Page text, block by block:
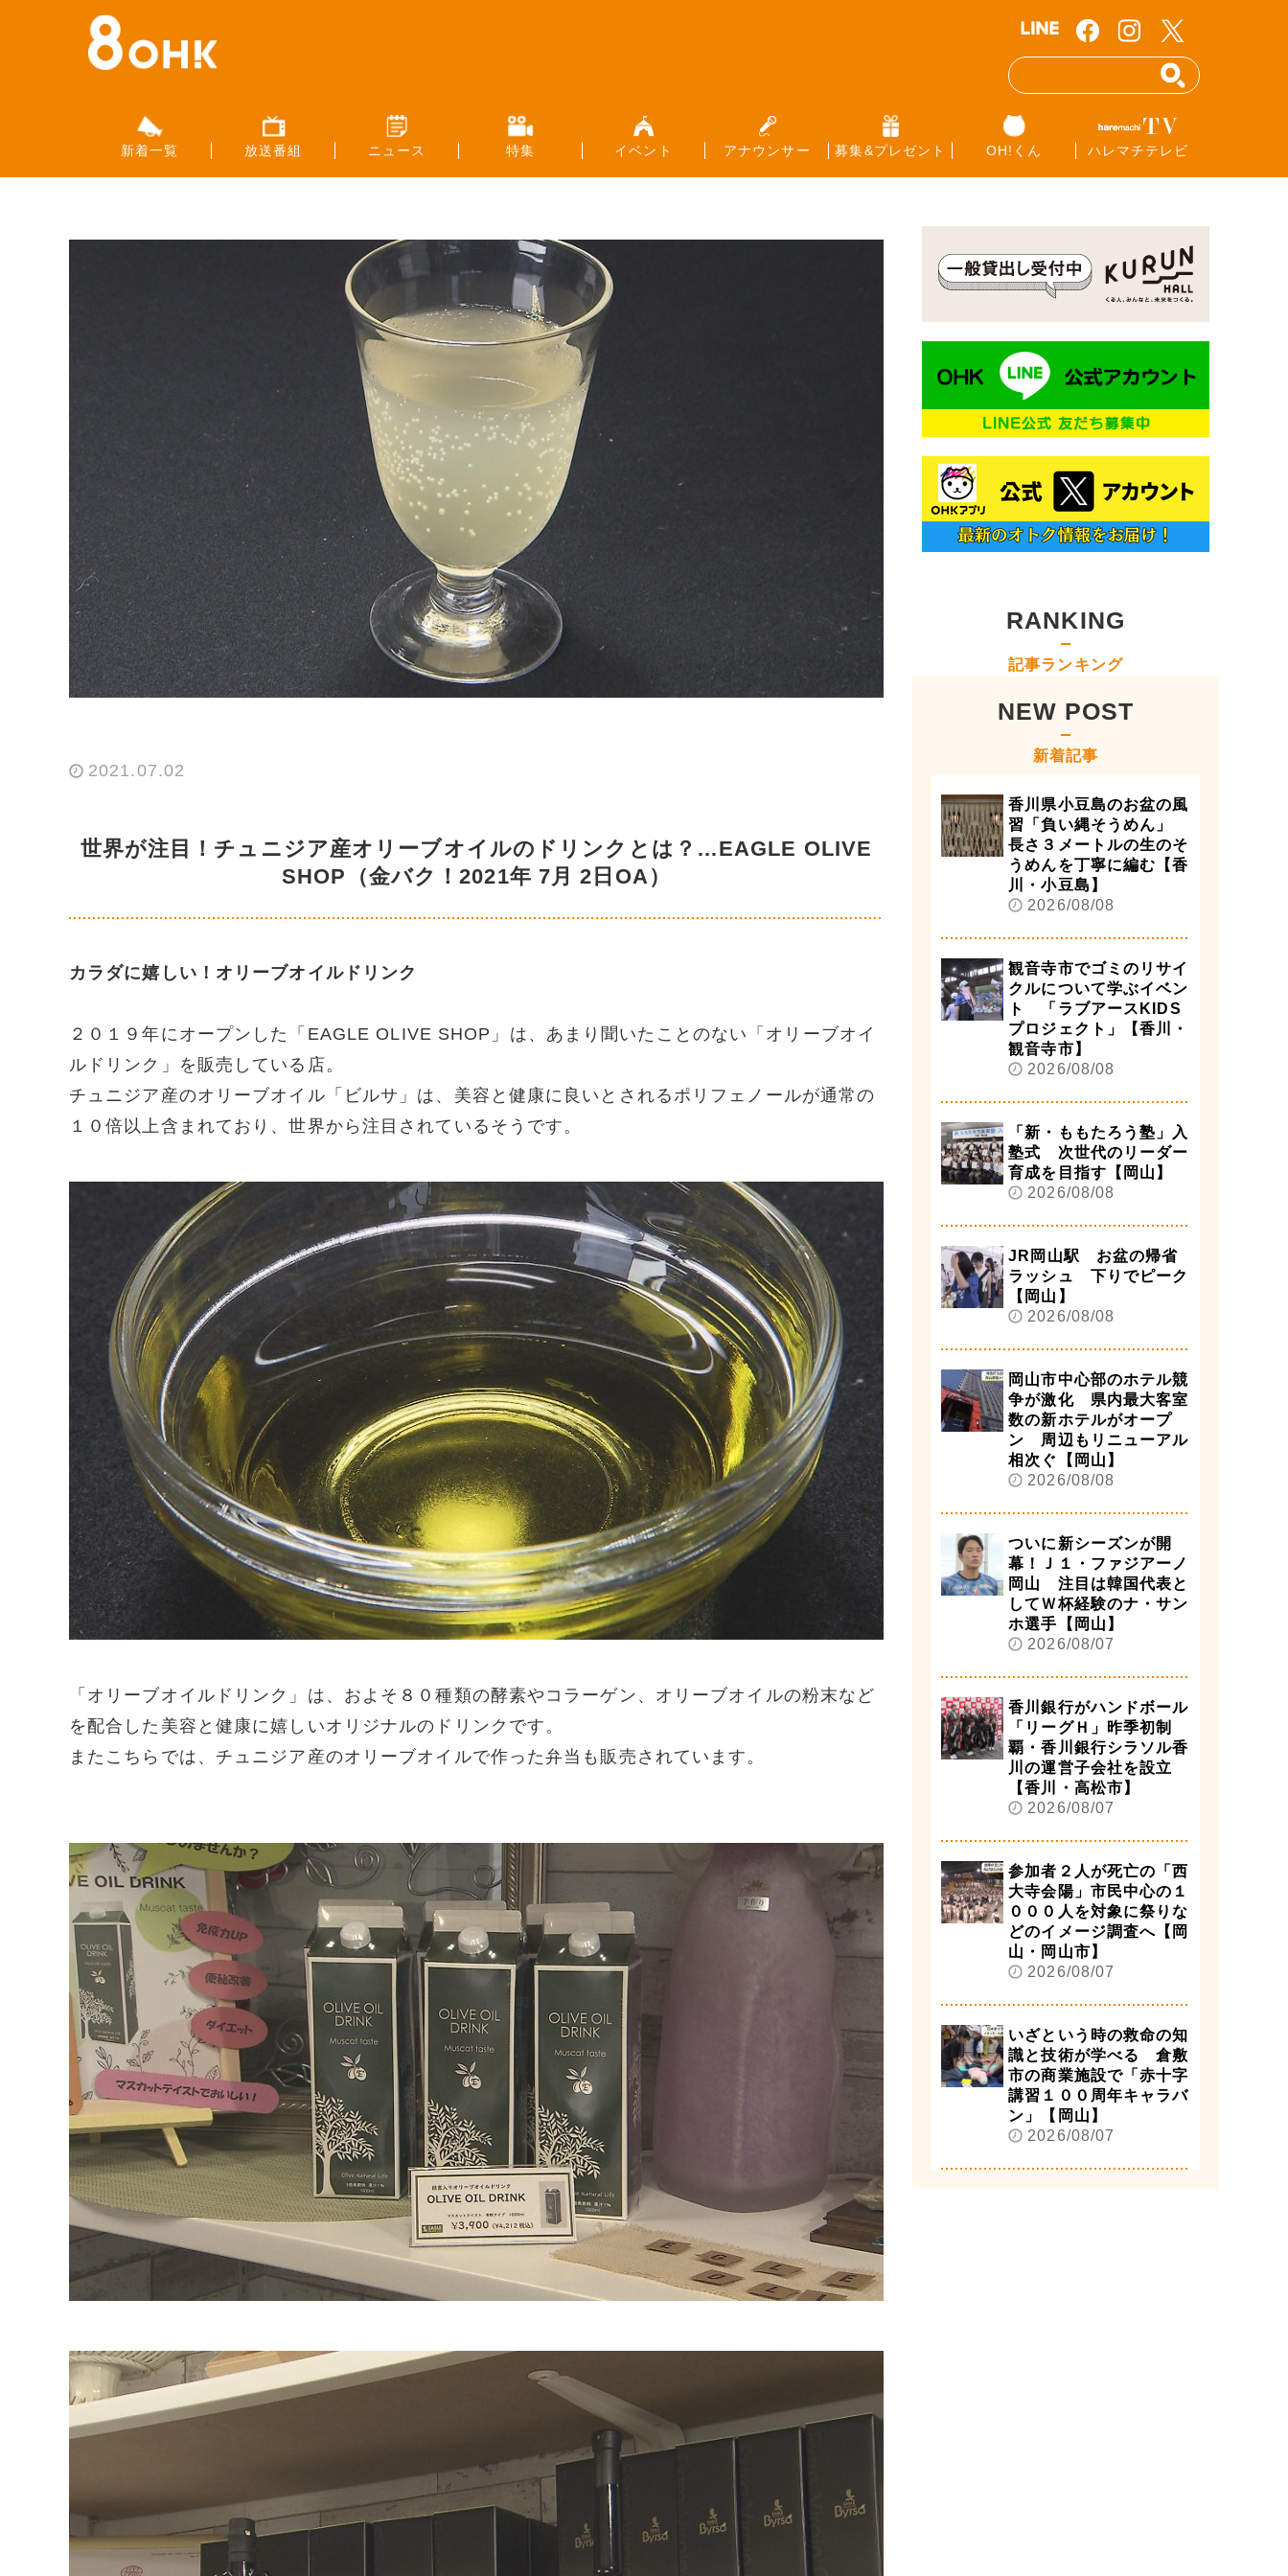
新着一覧 放送番組 ニュース 特集 イベント アナウンサー 募集&プレゼント OH!くん ハレマチテレビ
2021.07.02
世界が注目！チュニジア産オリーブオイルのドリンクとは？…EAGLE OLIVE
SHOP（金バク！2021年 7月 2日OA）
カラダに嬉しい！オリーブオイルドリンク
２０１９年にオープンした「EAGLE OLIVE SHOP」は、あまり聞いたことのない「オリーブオイ
ルドリンク」を販売している店。
チュニジア産のオリーブオイル「ビルサ」は、美容と健康に良いとされるポリフェノールが通常の
１０倍以上含まれており、世界から注目されているそうです。
「オリーブオイルドリンク」は、およそ８０種類の酵素やコラーゲン、オリーブオイルの粉末など
を配合した美容と健康に嬉しいオリジナルのドリンクです。
またこちらでは、チュニジア産のオリーブオイルで作った弁当も販売されています。
RANKING
記事ランキング
NEW POST
新着記事
香川県小豆島のお盆の風
習「負い縄そうめん」
長さ３メートルの生のそ
うめんを丁寧に編む【香
川・小豆島】
2026/08/08
観音寺市でゴミのリサイ
クルについて学ぶイベン
ト 「ラブアースKIDS
プロジェクト」【香川・
観音寺市】
2026/08/08
「新・ももたろう塾」入
塾式 次世代のリーダー
育成を目指す【岡山】
2026/08/08
JR岡山駅 お盆の帰省
ラッシュ 下りでピーク
【岡山】
2026/08/08
岡山市中心部のホテル競
争が激化 県内最大客室
数の新ホテルがオープ
ン 周辺もリニューアル
相次ぐ【岡山】
2026/08/08
ついに新シーズンが開
幕！Ｊ１・ファジアーノ
岡山 注目は韓国代表と
してＷ杯経験のナ・サン
ホ選手【岡山】
2026/08/07
香川銀行がハンドボール
「リーグＨ」昨季初制
覇・香川銀行シラソル香
川の運営子会社を設立
【香川・高松市】
2026/08/07
参加者２人が死亡の「西
大寺会陽」市民中心の１
０００人を対象に祭りな
どのイメージ調査へ【岡
山・岡山市】
2026/08/07
いざという時の救命の知
識と技術が学べる 倉敷
市の商業施設で「赤十字
講習１００周年キャラバ
ン」【岡山】
2026/08/07